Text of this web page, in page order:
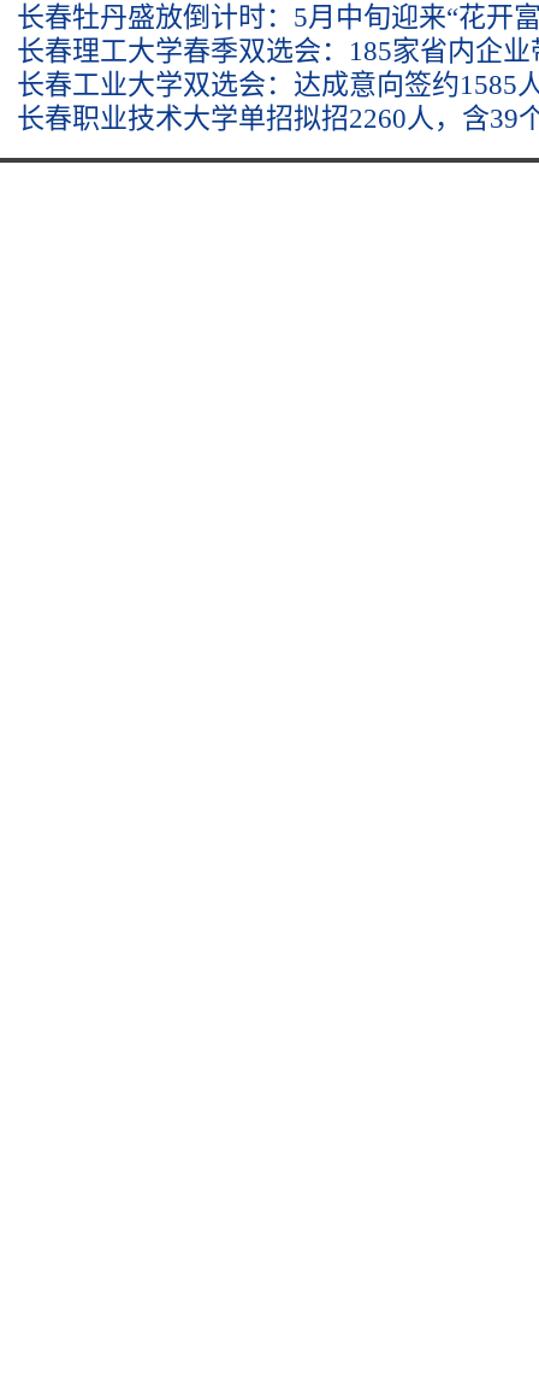
长春牡丹盛放倒计时：5月中旬迎来“花开
长春理工大学春季双选会：185家省内企
长春工业大学双选会：达成意向签约1585
长春职业技术大学单招拟招2260人，含39